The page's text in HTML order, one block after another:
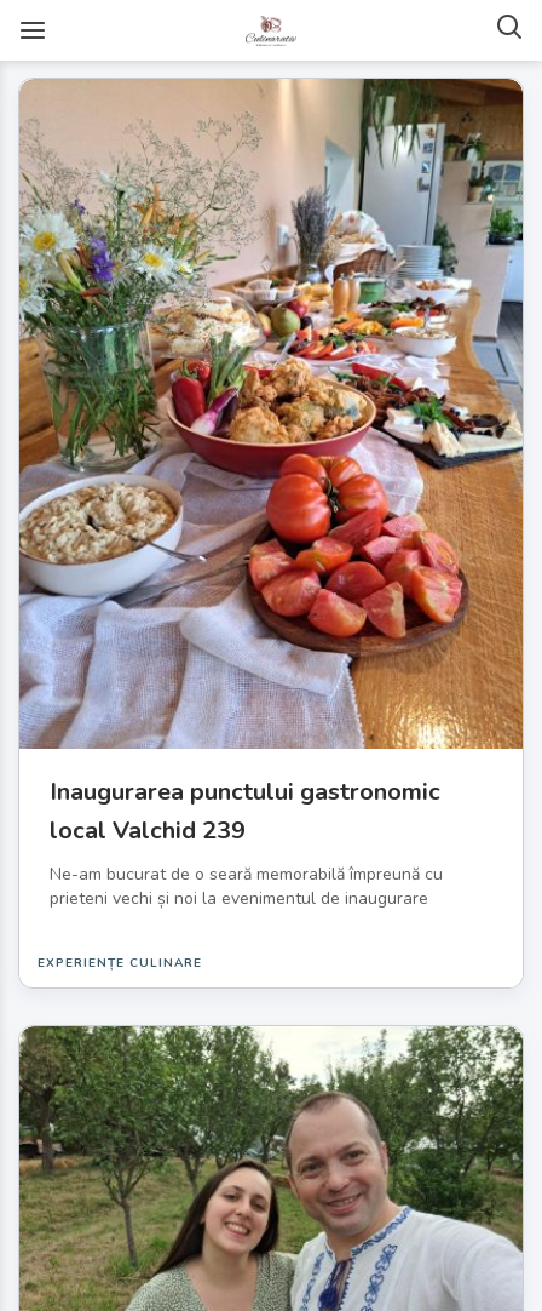
Inaugurarea punctului gastronomic
local Valchid 239
Ne-am bucurat de o seară memorabilă împreună cu
prieteni vechi și noi la evenimentul de inaugurare
EXPERIENȚE CULINARE